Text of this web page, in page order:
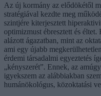
Az új kormány az elődökétől
stratégiával kezdte meg
szintjére kiterjesztett
optimizmust ébresztett és
alázott ágazatban, mint az
ami egy újabb
érdemi társadalmi egyeztetés
„kényszerét”. Ennek, az
igyekszem az alábbiakban
humánökológus, közoktatási